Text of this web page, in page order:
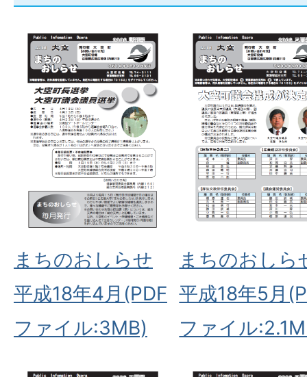
まちのおしらせ
平成18年4月(PDF
ファイル:3MB)
まちのおしら
平成18年5月
ファイル